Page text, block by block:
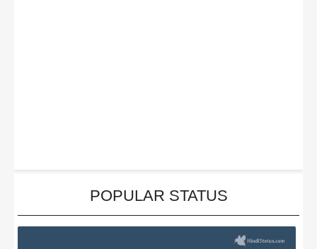
POPULAR STATUS